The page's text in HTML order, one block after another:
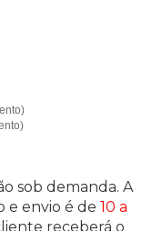
sob demanda. A
e envio é de 10 a
receberá o